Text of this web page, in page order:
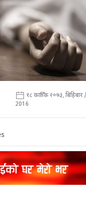
१८ कार्तिक २०७३,
2016